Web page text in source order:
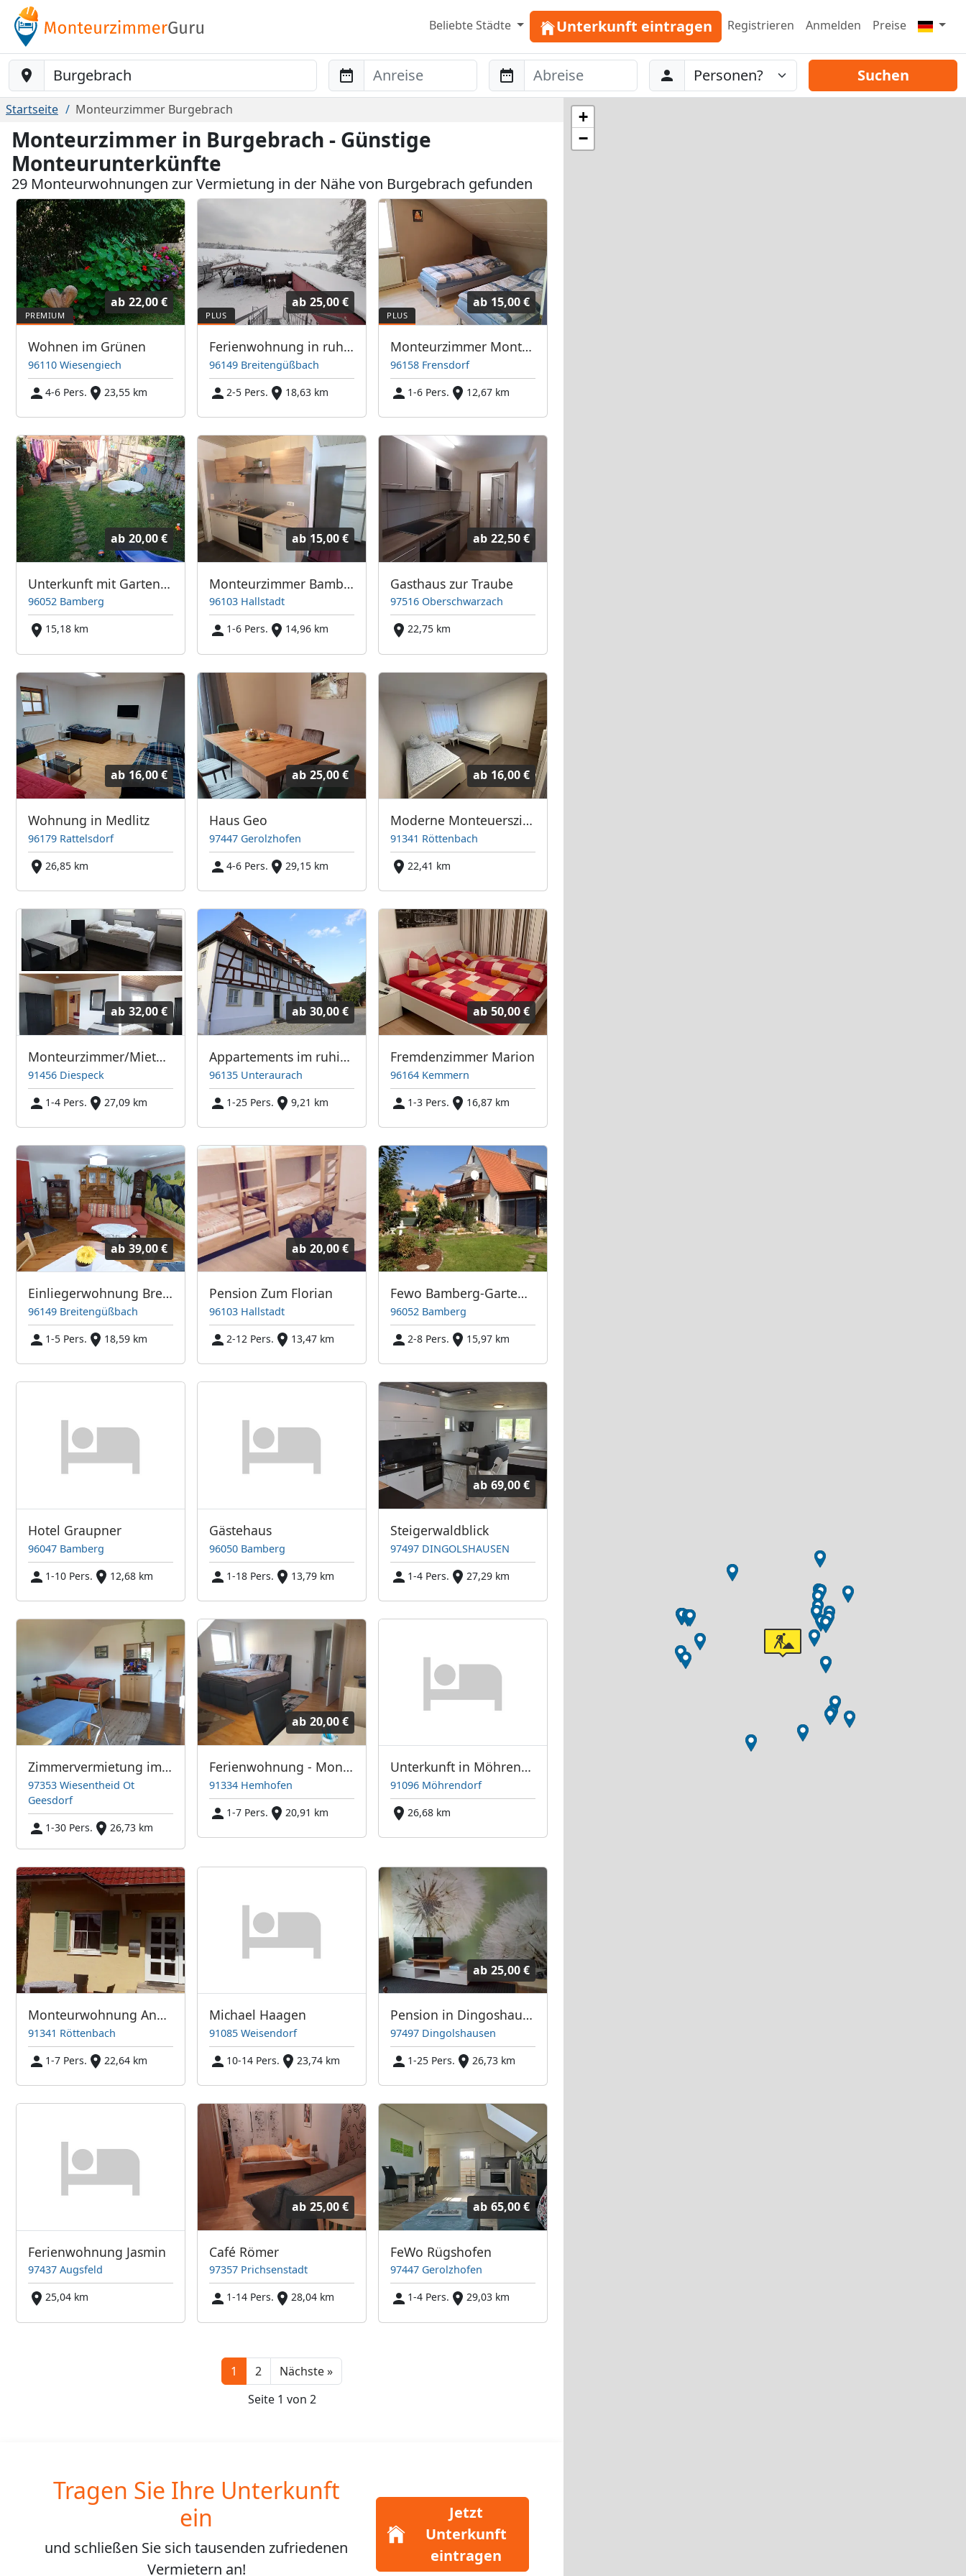
Beliebte Städte Unterkunft eintragen Registrieren Anmelden Preise
Baustelle-Location Anreise Abreise Abreise
Personen Suchen
Startseite Monteurzimmer Burgebrach
Monteurzimmer in Burgebrach - Günstige
Monteurunterkünfte
29 Monteurwohnungen zur Vermietung in der Nähe von Burgebrach gefunden
ab 22,00 €
Wohnen im Grünen
96110 Wiesengiech
4-6 Pers.
23,55 km
ab 25,00 €
Ferienwohnung in ruhiger Lage, Breitengüßbach
96149 Breitengüßbach
2-5 Pers.
18,63 km
ab 15,00 €
Monteurzimmer Monteurwohnung Unterkunft
96158 Frensdorf
1-6 Pers.
12,67 km
ab 20,00 €
Unterkunft mit Garten für Monteure und Arbeiter in Top-Lage in Bamberg, sehr gute Verkehrsanbindung
96052 Bamberg
15,18 km
ab 15,00 €
Monteurzimmer Bamberg Hallstadt
96103 Hallstadt
1-6 Pers.
14,96 km
ab 22,50 €
Gasthaus zur Traube
97516 Oberschwarzach
22,75 km
ab 16,00 €
Wohnung in Medlitz
96179 Rattelsdorf
26,85 km
ab 25,00 €
Haus Geo
97447 Gerolzhofen
4-6 Pers.
29,15 km
ab 16,00 €
Moderne Monteuerszimmer
91341 Röttenbach
22,41 km
ab 32,00 €
Monteurzimmer/Miete auf Zeit
91456 Diespeck
1-4 Pers.
27,09 km
ab 30,00 €
Appartements im ruhigen Unteraurach
96135 Unteraurach
1-25 Pers.
9,21 km
ab 50,00 €
Fremdenzimmer Marion
96164 Kemmern
1-3 Pers.
16,87 km
ab 39,00 €
Einliegerwohnung Breitengüßbach
96149 Breitengüßbach
1-5 Pers.
18,59 km
ab 20,00 €
Pension Zum Florian
96103 Hallstadt
2-12 Pers.
13,47 km
Fewo Bamberg-Gartenstadt
96052 Bamberg
2-8 Pers.
15,97 km
Hotel Graupner
96047 Bamberg
1-10 Pers.
12,68 km
Gästehaus
96050 Bamberg
1-18 Pers.
13,79 km
ab 69,00 €
Steigerwaldblick
97497 DINGOLSHAUSEN
1-4 Pers.
27,29 km
Zimmervermietung im Steigerwald - Einzel und Doppelzimmer Frei!
97353 Wiesentheid Ot
Geesdorf
1-30 Pers.
26,73 km
ab 20,00 €
Ferienwohnung - Monteurzimmer in Hemhofen
91334 Hemhofen
1-7 Pers.
20,91 km
Unterkunft in Möhrendorf
91096 Möhrendorf
26,68 km
Monteurwohnung Angie
91341 Röttenbach
1-7 Pers.
22,64 km
Michael Haagen
91085 Weisendorf
10-14 Pers.
23,74 km
ab 25,00 €
Pension in Dingoshausen
97497 Dingolshausen
1-25 Pers.
26,73 km
Ferienwohnung Jasmin
97437 Augsfeld
25,04 km
ab 25,00 €
Café Römer
97357 Prichsenstadt
1-14 Pers.
28,04 km
ab 65,00 €
FeWo Rügshofen
97447 Gerolzhofen
1-4 Pers.
29,03 km
1 2 Nächste »Next
Seite 1 von 2
Tragen Sie Ihre Unterkunft
ein
und schließen Sie sichtausenden zufriedenen
Vermietern an!
Jetzt
Unterkunft
eintragen
+
−